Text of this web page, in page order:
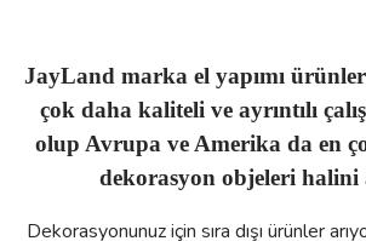
JayLand marka el yapımı
çok daha kaliteli ve ayrıntılı
olup Avrupa ve Amerika da en
dekorasyon objeleri halini
Dekorasyonunuz için sıra dışı ürünler